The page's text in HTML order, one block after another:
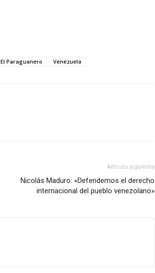
El Paraguanero Venezuela
Artículo siguiente
Nicolás Maduro: «Defendemos el derecho
internacional del pueblo venezolano»